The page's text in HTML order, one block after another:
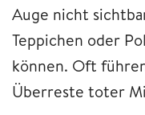
Auge nicht
Teppichen oder
können. Oft
Überreste toter